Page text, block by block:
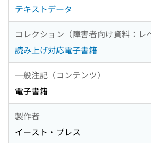
テキストデータ
コレクション（障害者向け資料：レ
読み上げ対応電子書籍
一般注記（コンテンツ）
電子書籍
製作者
イースト・プレス